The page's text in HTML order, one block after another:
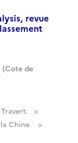
revue
(Cote de
Chine.